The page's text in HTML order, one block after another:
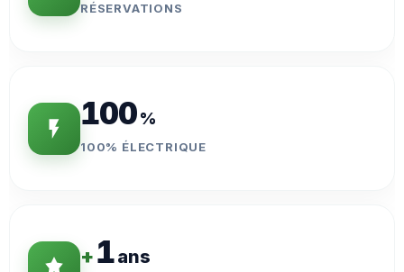
RÉSERVATIONS
100%
100% ÉLECTRIQUE
+1ans